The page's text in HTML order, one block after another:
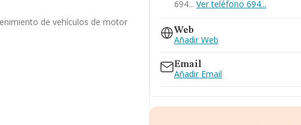
de vehículos de motor
694... Ver teléfono 694...
Web
Añadir Web
Email
Añadir Email